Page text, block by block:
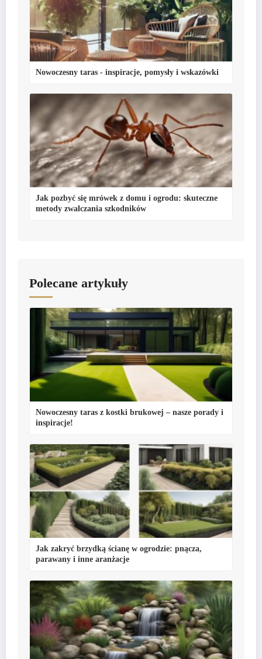
Nowoczesny taras - inspiracje, pomysły i wskazówki
Jak pozbyć się mrówek z domu i ogrodu: skuteczne
metody zwalczania szkodników
Polecane artykuły
Nowoczesny taras z kostki brukowej – nasze porady i
inspiracje!
Jak zakryć brzydką ścianę w ogrodzie: pnącza,
parawany i inne aranżacje